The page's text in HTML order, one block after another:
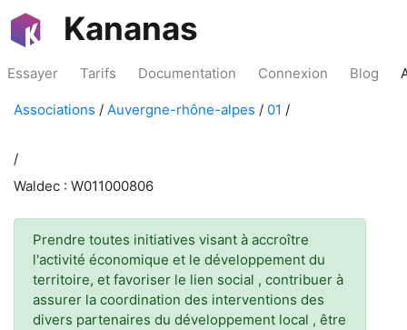
Kananas
Essayer Tarifs Documentation Connexion Blog
Associations / Auvergne-rhône-alpes / 01 /
/
Waldec : W011000806
Prendre toutes initiatives visant à accroître
l'activité économique et le développement du
territoire, et favoriser le lien social , contribuer à
assurer la coordination des interventions des
divers partenaires du développement local , être